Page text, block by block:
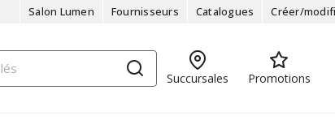
Salon Lumen Fournisseurs Catalogues Créer/
Succursales Promotions